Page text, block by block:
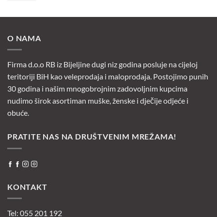
O NAMA
Firma d.o.o RB iz Bijeljine dugi niz godina posluje na cijeloj
teritoriji BiH kao veleprodaja i maloprodaja. Postojimo punih
30 godina i našim mnogobrojnim zadovoljnim kupcima
nudimo širok asortiman muške, ženske i dječije odjeće i
obuće.
PRATITE NAS NA DRUŠTVENIM MREŽAMA!
KONTAKT
Tel: 055 201 192